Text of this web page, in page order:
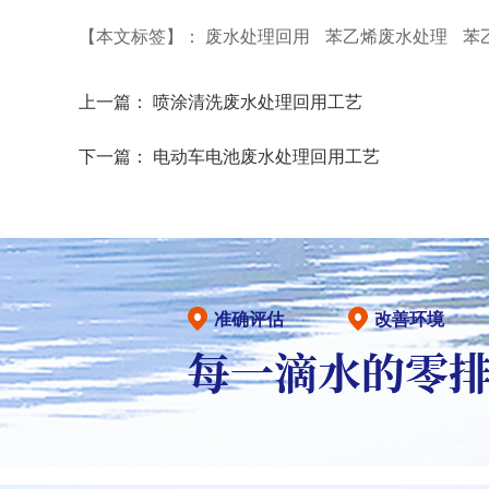
【本文标签】： 废水处理回用 苯乙烯废水处理 苯
上一篇： 喷涂清洗废水处理回用工艺
下一篇： 电动车电池废水处理回用工艺
准确评估 改善环境